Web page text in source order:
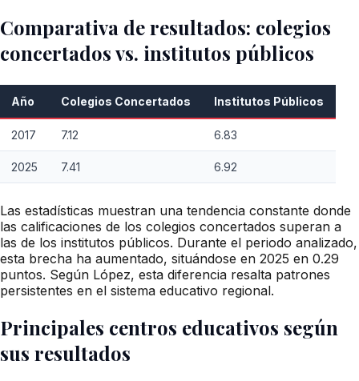
Comparativa de resultados: colegios
concertados vs. institutos públicos
Año Colegios Concertados Institutos Públicos
2017 7.12 6.83
2025 7.41 6.92
Las estadísticas muestran una tendencia constante donde
las calificaciones de los colegios concertados superan a
las de los institutos públicos. Durante el periodo analizado,
esta brecha ha aumentado, situándose en 2025 en 0.29
puntos. Según López, esta diferencia resalta patrones
persistentes en el sistema educativo regional.
Principales centros educativos según
sus resultados